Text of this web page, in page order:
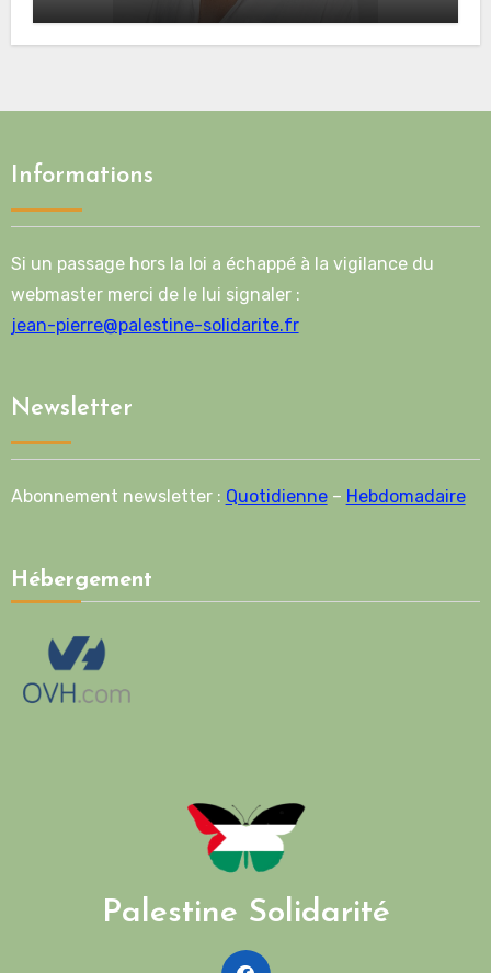
Informations
Si un passage hors la loi a échappé à la vigilance du
webmaster merci de le lui signaler :
jean-pierre@palestine-solidarite.fr
Newsletter
Abonnement newsletter : Quotidienne– Hebdomadaire
Hébergement
Palestine Solidarité